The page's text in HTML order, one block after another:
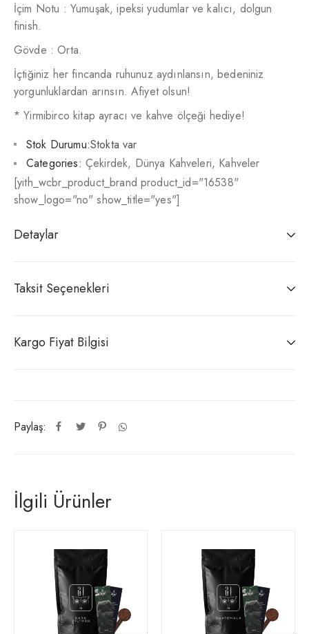
İçim Notu : Yumuşak, ipeksi yudumlar ve kalıcı, dolgun
finish.
Gövde : Orta.
İçtiğiniz her fincanda ruhunuz aydınlansın, bedeniniz
yorgunluklardan arınsın. Afiyet olsun!
* Yirmibirco kitap ayracı ve kahve ölçeği hediye!
Stok Durumu:Stokta var
Paylaş:
Categories: Çekirdek, Dünya Kahveleri, Kahveler
[yith_wcbr_product_brand product_id="16538"
show_logo="no" show_title="yes"]
Detaylar
Taksit Seçenekleri
Kargo Fiyat Bilgisi
İlgili Ürünler